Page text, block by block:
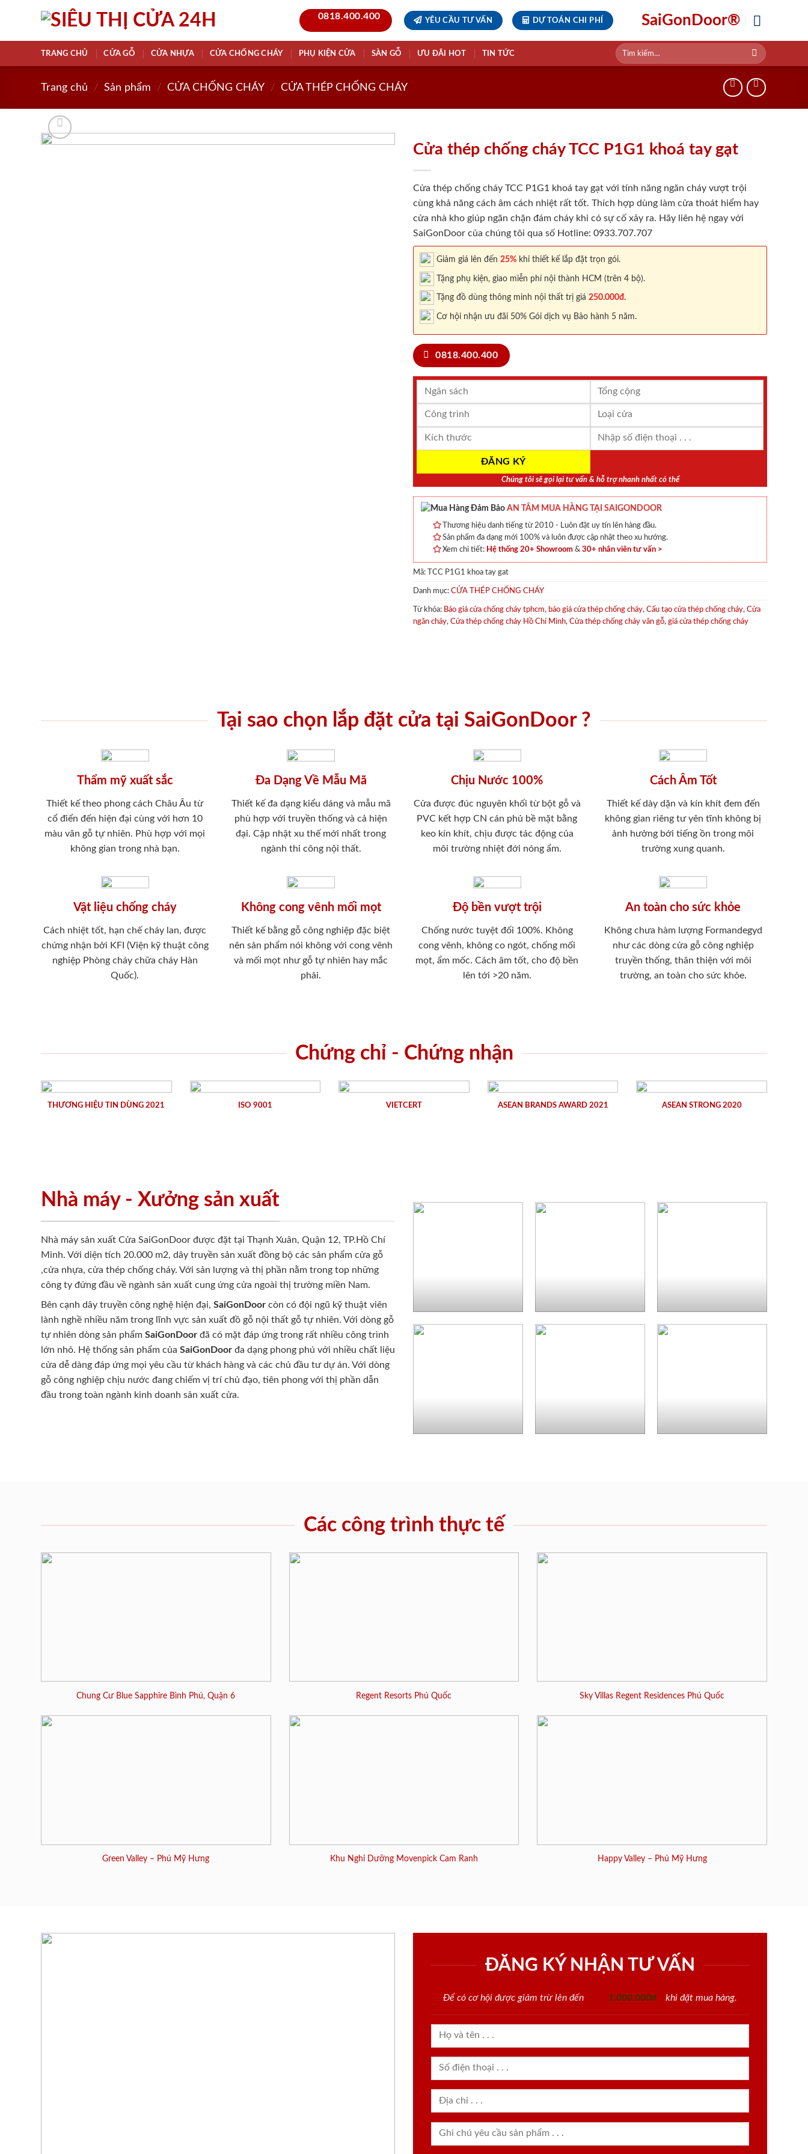
0818.400.400 YÊU CẦU TƯ VẤN DỰ TOÁN CHI PHÍ SaiGonDoor®
TRANG CHỦ CỬA GỖ CỬA NHỰA CỬA CHỐNG CHÁY PHỤ KIỆN CỬA SÀN GỖ ƯU ĐÃI HOT TIN TỨC
Tìm
kiếm:
Trang chủ / Sản phẩm / CỬA CHỐNG CHÁY / CỬA THÉP CHỐNG CHÁY
Cửa thép chống cháy TCC P1G1 khoá tay gạt
Cửa thép chống cháy TCC P1G1 khoá tay gạt với tính năng ngăn cháy vượt trội
cùng khả năng cách âm cách nhiệt rất tốt. Thích hợp dùng làm cửa thoát hiểm hay
cửa nhà kho giúp ngăn chặn đám cháy khi có sự cố xảy ra. Hãy liên hệ ngay với
SaiGonDoor của chúng tôi qua số Hotline: 0933.707.707
Giảm giá lên đến 25% khi thiết kế lắp đặt trọn gói.
Tặng phụ kiện, giao miễn phí nội thành HCM (trên 4 bộ).
Tặng đồ dùng thông minh nội thất trị giá 250.000đ.
Cơ hội nhận ưu đãi 50% Gói dịch vụ Bảo hành 5 năm.
0818.400.400
Chúng tôi sẽ gọi lại tư vấn & hỗ trợ nhanh nhất có thể
AN TÂM MUA HÀNG TẠI SAIGONDOOR
Thương hiệu danh tiếng từ 2010 - Luôn đặt uy tín lên hàng đầu.
Sản phẩm đa dạng mới 100% và luôn được cập nhật theo xu hướng.
Xem chi tiết: Hệ thống 20+ Showroom & 30+ nhân viên tư vấn >
Mã: TCC P1G1 khoa tay gat
Danh mục: CỬA THÉP CHỐNG CHÁY
Từ khóa: Báo giá cửa chống cháy tphcm, báo giá cửa thép chống cháy, Cấu tạo cửa thép chống cháy, Cửa
ngăn cháy, Cửa thép chống cháy Hồ Chí Minh, Cửa thép chống cháy vân gỗ, giá cửa thép chống cháy
Tại sao chọn lắp đặt cửa tại SaiGonDoor ?
Thẩm mỹ xuất sắc
Thiết kế theo phong cách Châu Âu từ
cổ điển đến hiện đại cùng với hơn 10
màu vân gỗ tự nhiên. Phù hợp với mọi
không gian trong nhà bạn.
Đa Dạng Về Mẫu Mã
Thiết kế đa dạng kiểu dáng và mẫu mã
phù hợp với truyền thống và cả hiện
đại. Cập nhật xu thế mới nhất trong
ngành thi công nội thất.
Chịu Nước 100%
Cửa được đúc nguyên khối từ bột gỗ và
PVC kết hợp CN cán phủ bề mặt bằng
keo kín khít, chịu được tác động của
môi trường nhiệt đới nóng ẩm.
Cách Âm Tốt
Thiết kế dày dặn và kín khít đem đến
không gian riêng tư yên tĩnh không bị
ảnh hưởng bới tiếng ồn trong môi
trường xung quanh.
Vật liệu chống cháy
Cách nhiệt tốt, hạn chế cháy lan, được
chứng nhận bởi KFI (Viện kỹ thuật công
nghiệp Phòng cháy chữa cháy Hàn
Quốc).
Không cong vênh mối mọt
Thiết kế bằng gỗ công nghiệp đặc biệt
nên sản phẩm nói không với cong vênh
và mối mọt như gỗ tự nhiên hay mắc
phải.
Độ bền vượt trội
Chống nước tuyệt đối 100%. Không
cong vênh, không co ngót, chống mối
mọt, ẩm mốc. Cách âm tốt, cho độ bền
lên tới >20 năm.
An toàn cho sức khỏe
Không chưa hàm lượng Formandegyd
như các dòng cửa gỗ công nghiệp
truyền thống, thân thiện với môi
trường, an toàn cho sức khỏe.
Chứng chỉ - Chứng nhận
THƯƠNG HIỆU TIN DÙNG 2021 ISO 9001 VIETCERT ASEAN BRANDS AWARD 2021 ASEAN STRONG 2020
Nhà máy - Xưởng sản xuất
Nhà máy sản xuất Cửa SaiGonDoor được đặt tại Thạnh Xuân, Quận 12, TP.Hồ Chí
Minh. Với diện tích 20.000 m2, dây truyền sản xuất đồng bộ các sản phẩm cửa gỗ
,cửa nhựa, cửa thép chống cháy. Với sản lượng và thị phần nằm trong top những
công ty đứng đầu về ngành sản xuất cung ứng cửa ngoài thị trường miền Nam.
Bên cạnh dây truyền công nghệ hiện đại, SaiGonDoor còn có đội ngũ kỹ thuật viên
lành nghề nhiều năm trong lĩnh vực sản xuất đồ gỗ nội thất gỗ tự nhiên. Với dòng gỗ
tự nhiên dòng sản phẩm SaiGonDoor đã có mặt đáp ứng trong rất nhiều công trình
lớn nhỏ. Hệ thống sản phẩm của SaiGonDoor đa dạng phong phú với nhiều chất liệu
cửa dễ dàng đáp ứng mọi yêu cầu từ khách hàng và các chủ đầu tư dự án. Với dòng
gỗ công nghiệp chịu nước đang chiếm vị trí chủ đạo, tiên phong với thị phần dẫn
đầu trong toàn ngành kinh doanh sản xuất cửa.
Các công trình thực tế
Chung Cư Blue Sapphire Bình Phú, Quận 6 Regent Resorts Phú Quốc Sky Villas Regent Residences Phú Quốc
Green Valley – Phú Mỹ Hưng Khu Nghỉ Dưỡng Movenpick Cam Ranh Happy Valley – Phú Mỹ Hưng
ĐĂNG KÝ NHẬN TƯ VẤN
Để có cơ hội được giảm trừ lên đến 1.000.000đ khi đặt mua hàng.